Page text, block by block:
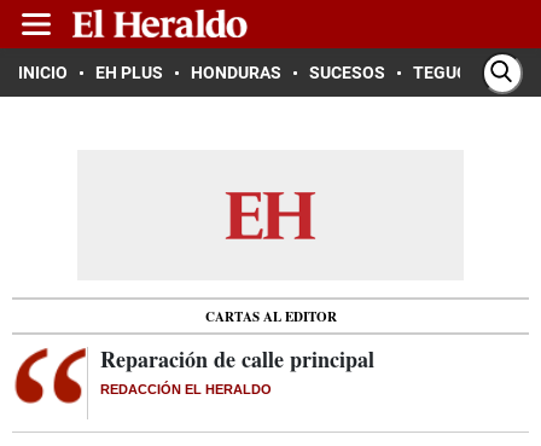
INICIO EH PLUS HONDURAS SUCESOS TEGUCIGALPA
CARTAS AL EDITOR
Reparación de calle principal
REDACCIÓN EL HERALDO